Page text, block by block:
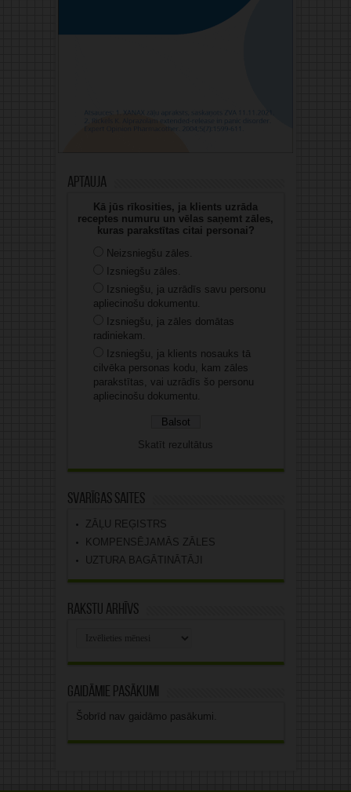
Aptauja
Kā jūs rīkosities, ja klients uzrāda
receptes numuru un vēlas saņemt zāles,
kuras parakstītas citai personai?
Neizsniegšu zāles.
Izsniegšu zāles.
Izsniegšu, ja uzrādīs savu personu
apliecinošu dokumentu.
Izsniegšu, ja zāles domātas
radiniekam.
Izsniegšu, ja klients nosauks tā
cilvēka personas kodu, kam zāles
parakstītas, vai uzrādīs šo personu
apliecinošu dokumentu.
Skatīt rezultātus
Svarīgas saites
ZĀĻU REĢISTRS
KOMPENSĒJAMĀS ZĀLES
UZTURA BAGĀTINĀTĀJI
Rakstu arhīvs
Gaidāmie pasākumi
Šobrīd nav gaidāmo pasākumi.